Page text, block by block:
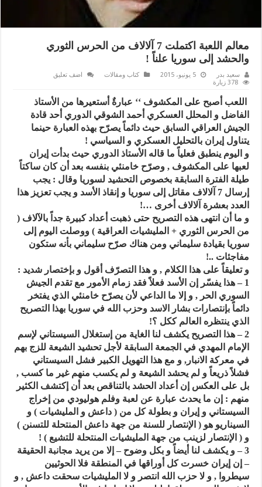
معالم اللعبة اكتملت 7 آلالاف من الحرس الثوري
والحشد إلى سوريا علناً !
سعيد بدر 5 يونيو، 2015 كتاب ومقالات
اضف تعليق
378 زيارة
اللعب أصبح على المكشوف ‘‘ عبارةٌ أستعيرها من الأستاذ
الفاضل و المحلل العسكري أحمد الشوقي الدوري أحد قادة
الجيش العراقي السابق حيث دائماً يصرّح بهذه العبارة حينما
يتناول إيران بالتحليل العسكري و السياسي !
و اليوم ينطبق فعلياً ما قاله الأستاذ الدوري حيث بدأت إيران
لعبها على المكشوف , وصرّح خامنئي بنفسه بعد أن كان ساكتاً
طيلة الفترة السابقة بخصوص التحشيد لسوريا وقال : يجب
إرسال 7 آلالاف مقاتل إلى سوريا و إنقاذ الأسد و يجب تعزيز هذا
العدد بعشرة آلالاف أخرى …!
و ما أن انتهى هذه التصريح حتى ذهبت أعداد كبيرة جداً بالآلاف (
من الحرس الثوري + المليشيات العراقية ) ووصلت اليوم إلى
سوريا بقيادة سليماني ومن هناك صرّح سليماني بأنه ستكون
مفاجئات ..!
و تعليقاً على هذا الكلام , و هذا التصرّف أقول و بإختصار شديد :
1 – هذا يفسّر إن الأسد فعلاً فقد زمام الأمور مع تقدم الجيش
السوري الحر , و إلا ما الداعي لأن يصرّح خامنئي الذي يفتخر
دائماً بإنتصارات بشار الاسد وحزب الله في سوريا بهذا التصريح
الذي ينتظره العالم ككل ؟!
2 – هذا التصريح يكشف لنا الغاية من إستغلال السيستاني لإسم
الإمام المهدي في الجمعة السابقة لأجل تحشيد الشيعة للزج بهم
في معركة الانبار, و مع هذا التهويل الكبير فشل السيستاني
فشلاً ذريعاً و لم يحشد الشيعة و لم يكسب منهم غير ما كسب ,
بل على العكس إن أعداد الحشد بالتناقص بعد أن إكتشف الكثير
منهم : إن ما يحدث عبارة عن لعبة وفلم هوليودي من إخراج
السيستاني و إيران و بطولة كل من ( داعش و المليشيات ) و
السيناريو هو ( الإنتصار للسنة من جهة داعش المنتحلة للتسنن )
و ( الإنتصار لزينب من جهة المليشيات المنتحلة للتشيع ) !
3 – و يكشف لنا أيضاً و بكل وضوح – إلا من يريد مجانبة الحقيقة
– إن إيران خسرت كل أوراقها في المنطقة فلا الحوثيين
سيطروا , و لا حزب الله انتصر و لا المليشيات سحقت داعش , و